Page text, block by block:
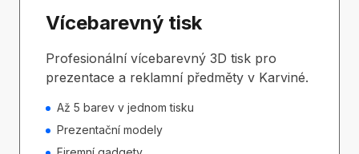
Vícebarevný tisk
Profesionální vícebarevný 3D tisk pro
prezentace a reklamní předměty v Karviné.
Až 5 barev v jednom tisku
Prezentační modely